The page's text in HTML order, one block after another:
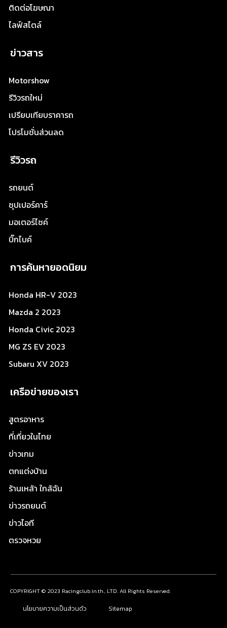
ติดต่อโฆษณา
ไลฟ์สไตล์
ข่าวสาร
Motorshow
รีวิวรถใหม่
เปรียบเทียบราคารถ
โปรโมชั่นส่วนลด
รีวิวรถ
รถยนต์
ซุปเปอร์คาร์
มอเตอร์ไซค์
บิ๊กไบค์
การค้นหายอดนิยม
Honda HR-V 2023
Mazda 2 2023
Honda Civic 2023
MG ZS EV 2023
Subaru XV 2023
เครือข่ายของเรา
สูตรอาหาร
ที่เที่ยวในไทย
ข่าวเกม
ตกแต่งบ้าน
ร้านเหล้า ใกล้ฉัน
ข่าวรถยนต์
ข่าวไอที
ตรวจหวย
COPYRIGHT © 2023 Racingclub.in.th., LTD. All Rights Reserved.
นโยบายความเป็นส่วนตัว Sitemap